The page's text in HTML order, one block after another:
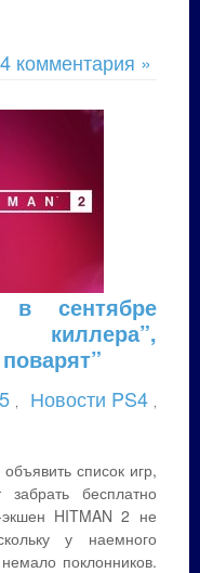
4 комментария »
сентябре
киллера”,
Новости PS4
список игр,
бесплатно
экшен HITMAN 2 не
у наемного
поклонников.